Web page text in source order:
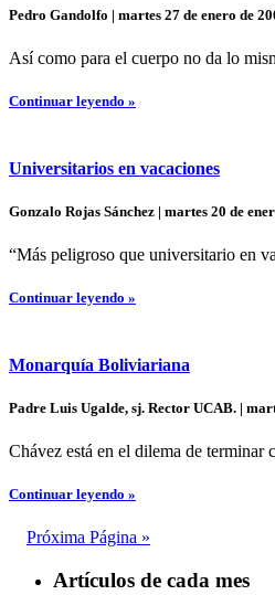
Pedro Gandolfo | martes 27 de enero de
Así como para el cuerpo no da lo
Continuar leyendo »
Universitarios en vacaciones
Gonzalo Rojas Sánchez | martes 20 de
“Más peligroso que universitario en
Continuar leyendo »
Monarquía Boliviariana
Padre Luis Ugalde, sj. Rector UCAB. |
Chávez está en el dilema de terminar
Continuar leyendo »
Próxima Página »
Artículos de cada mes